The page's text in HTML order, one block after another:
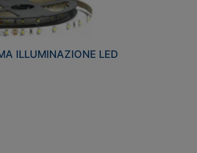
ILLUMINAZIONE LED